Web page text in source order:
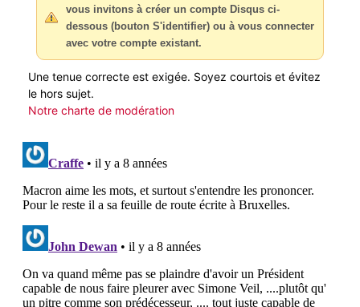
vous invitons à créer un compte Disqus ci-
dessous (bouton S'identifier) ou à vous connecter
avec votre compte existant.
Une tenue correcte est exigée. Soyez courtois et évitez
le hors sujet.
Notre charte de modération